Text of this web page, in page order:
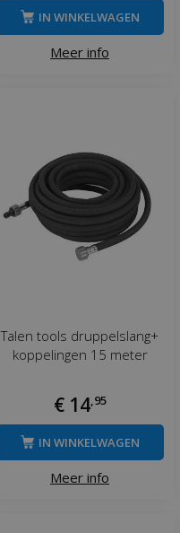
Meer info
IN WINKELWAGEN
Talen tools druppelslang+
koppelingen 15 meter
€ 14 95
Meer info
IN WINKELWAGEN